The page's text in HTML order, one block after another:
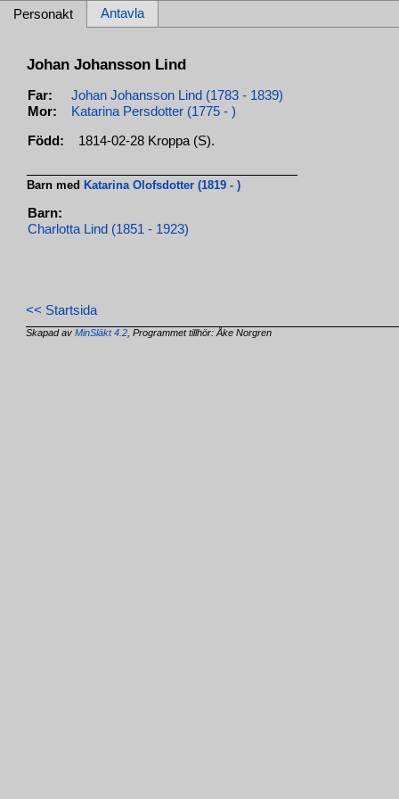
Personakt Antavla
Johan Johansson Lind
Far:
Johan Johansson Lind (1783 - 1839)
Mor:
Katarina Persdotter (1775 - )
Född: 1814-02-28 Kroppa (S).
Barn med Katarina Olofsdotter (1819 - )
Barn:
Charlotta Lind (1851 - 1923)
<< Startsida
Skapad avMinSläkt 4.2 , Programmet tillhör: Åke Norgren